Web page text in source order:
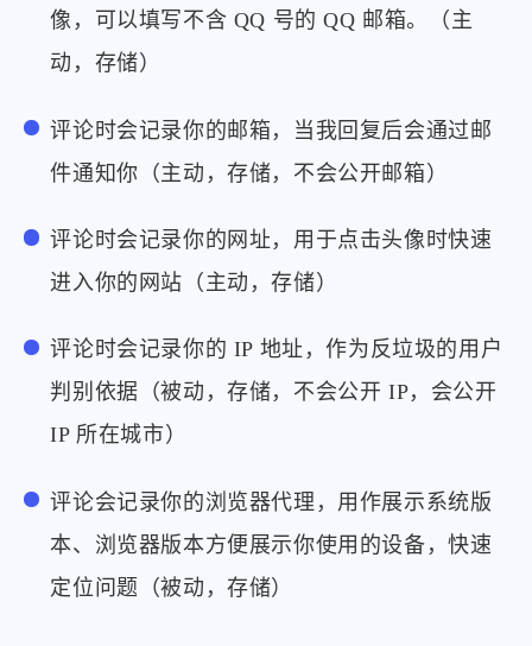
像，可以填写不含 QQ 号的 QQ 邮箱。（主
动，存储）
评论时会记录你的邮箱，当我回复后会通过邮
件通知你（主动，存储，不会公开邮箱）
评论时会记录你的网址，用于点击头像时快速
进入你的网站（主动，存储）
评论时会记录你的 IP 地址，作为反垃圾的用户
判别依据（被动，存储，不会公开 IP，会公开
IP 所在城市）
评论会记录你的浏览器代理，用作展示系统版
本、浏览器版本方便展示你使用的设备，快速
定位问题（被动，存储）